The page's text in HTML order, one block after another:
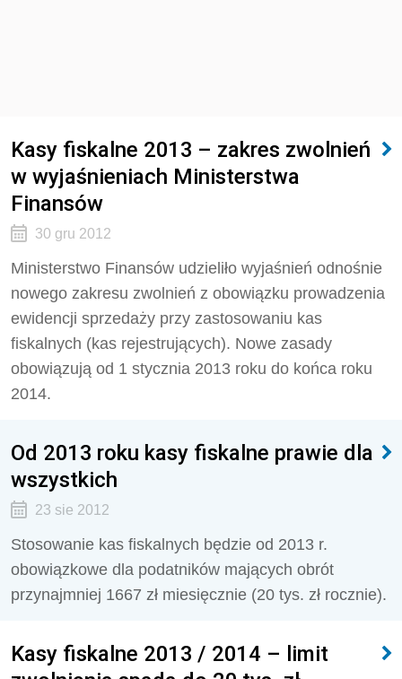
Kasy fiskalne 2013 – zakres zwolnień
w wyjaśnieniach Ministerstwa
Finansów
30 gru 2012
Ministerstwo Finansów udzieliło wyjaśnień odnośnie
nowego zakresu zwolnień z obowiązku prowadzenia
ewidencji sprzedaży przy zastosowaniu kas
fiskalnych (kas rejestrujących). Nowe zasady
obowiązują od 1 stycznia 2013 roku do końca roku
2014.
Od 2013 roku kasy fiskalne prawie dla
wszystkich
23 sie 2012
Stosowanie kas fiskalnych będzie od 2013 r.
obowiązkowe dla podatników mających obrót
przynajmniej 1667 zł miesięcznie (20 tys. zł rocznie).
Kasy fiskalne 2013 / 2014 – limit